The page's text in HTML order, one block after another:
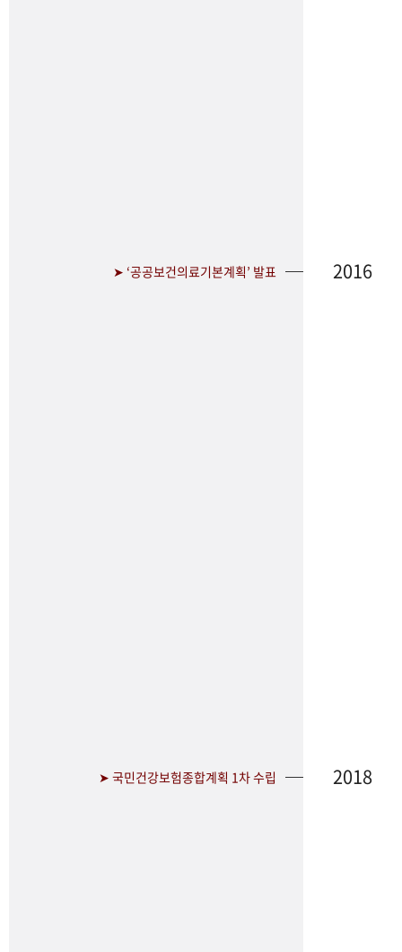
➤ ‘공공보건의료기본계획’ 발표 2016
➤ 국민건강보험종합계획 1차 수립 2018